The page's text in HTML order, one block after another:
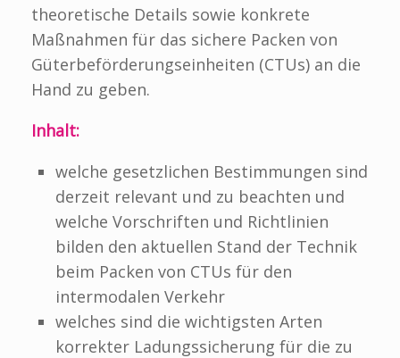
theoretische Details sowie konkrete
Maßnahmen für das sichere Packen von
Güterbeförderungseinheiten (CTUs) an die
Hand zu geben.
Inhalt:
welche gesetzlichen Bestimmungen sind
derzeit relevant und zu beachten und
welche Vorschriften und Richtlinien
bilden den aktuellen Stand der Technik
beim Packen von CTUs für den
intermodalen Verkehr
welches sind die wichtigsten Arten
korrekter Ladungssicherung für die zu